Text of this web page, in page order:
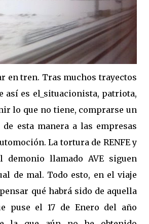
en tren. Tras muchos trayectos
así es el_situacionista, patriota,
lo que no tiene, comprarse un
de esta manera a las empresas
La tortura de RENFE y
demonio llamado AVE siguen
de mal. Todo esto, en el viaje
qué habrá sido de aquella
puse el 17 de Enero del año